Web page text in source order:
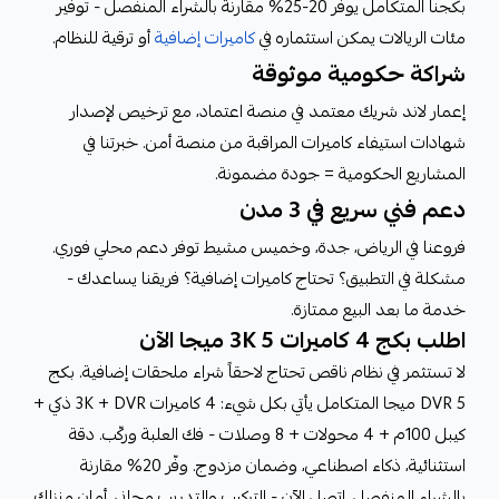
بكجنا المتكامل يوفر 20-25% مقارنة بالشراء المنفصل - توفير
مئات الريالات يمكن استثماره فيكاميرات إضافيةأو ترقية للنظام.
شراكة حكومية موثوقة
إعمار لاند شريك معتمد في منصة اعتماد، مع ترخيص لإصدار
شهادات استيفاء كاميرات المراقبة من منصة أمن. خبرتنا في
المشاريع الحكومية = جودة مضمونة.
دعم فني سريع في 3 مدن
فروعنا في الرياض، جدة، وخميس مشيط توفر دعم محلي فوري.
مشكلة في التطبيق؟ تحتاج كاميرات إضافية؟ فريقنا يساعدك -
خدمة ما بعد البيع ممتازة.
اطلب بكج 4 كاميرات 3K 5 ميجا الآن
لا تستثمر في نظام ناقص تحتاج لاحقاً شراء ملحقات إضافية. بكج
DVR 5 ميجا المتكامل يأتي بكل شيء: 4 كاميرات 3K + DVR ذكي +
كيبل 100م + 4 محولات + 8 وصلات - فك العلبة وركّب. دقة
استثنائية، ذكاء اصطناعي، وضمان مزدوج. وفّر 20% مقارنة